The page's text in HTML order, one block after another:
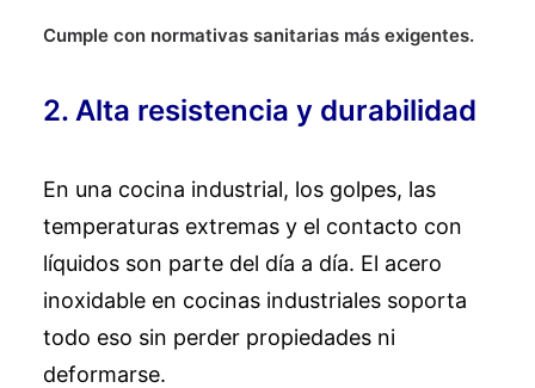
Cumple con normativas sanitarias más exigentes.
2. Alta resistencia y durabilidad
En una cocina industrial, los golpes, las
temperaturas extremas y el contacto con
líquidos son parte del día a día. El acero
inoxidable en cocinas industriales soporta
todo eso sin perder propiedades ni
deformarse.